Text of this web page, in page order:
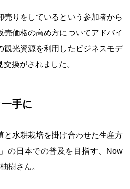
売りをしているという参加者から
売価格の高め方についてアドバイ
観光資源を利用したビジネスモデ
換がされました。
手に
と水耕栽培を掛け合わせた生産方
の日本での普及を目指す、Now
樹さん。